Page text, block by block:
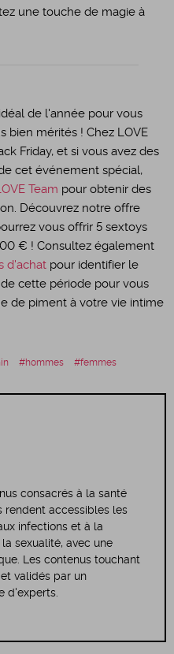
une touche de magie à
de l'année pour vous
bien mérités ! Chez LOVE
Friday, et si vous avez des
cet événement spécial,
Team pour obtenir des
Découvrez notre offre
vous offrir 5 sextoys
€ ! Consultez également
d'achat pour identifier le
cette période pour vous
de piment à votre vie intime
hommes femmes
consacrés à la santé
rendent accessibles les
infections et à la
sexualité, avec une
Les contenus touchant
validés par un
d'experts.